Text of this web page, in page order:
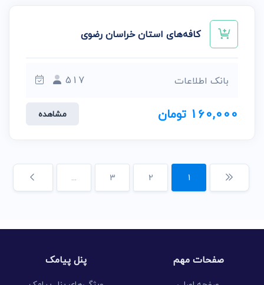
کافه‌های استان خراسان رضوی
بانک اطلاعات 517
160,000 تومان مشاهده
... 3 2 1
صفحات مهم پنل پیامک